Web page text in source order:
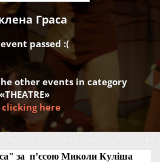
Граса
passed :(
other events in category
«THEATRE»
clicking here
за  пʼєсою Миколи Куліша